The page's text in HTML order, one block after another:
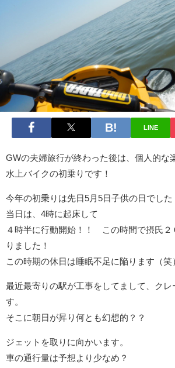
LINE
GWの夫婦旅行が終わった後は、個人的な
水上バイクの初乗りです！
今年の初乗りは先日5月5日子供の日でした
当日は、4時に起床して
４時半に行動開始！！ この時間で摂氏
りました！
この時期の休日は睡眠不足に陥ります（笑
最近最寄りの駅が工事をしてまして、クレ
す。
そこに朝日が昇り何とも幻想的？？
ジェットを取りに向かいます。
車の通行量は予想より少なめ？